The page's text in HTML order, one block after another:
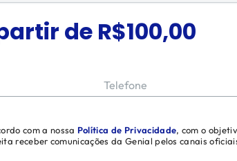
de R$100,00
Telefone
com a nossa Política de Privacidade, com o
receber comunicações da Genial pelos canais